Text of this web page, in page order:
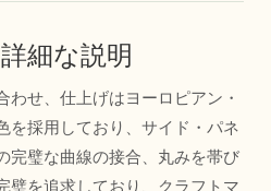
細な説明
わせ、仕上げはヨーロピアン・
を採用しており、サイド・パネ
完璧な曲線の接合、丸みを帯び
璧を追求しており、クラフトマ